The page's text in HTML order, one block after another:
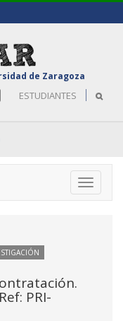
de Zaragoza
ESTUDIANTES
Toggle
PRI-